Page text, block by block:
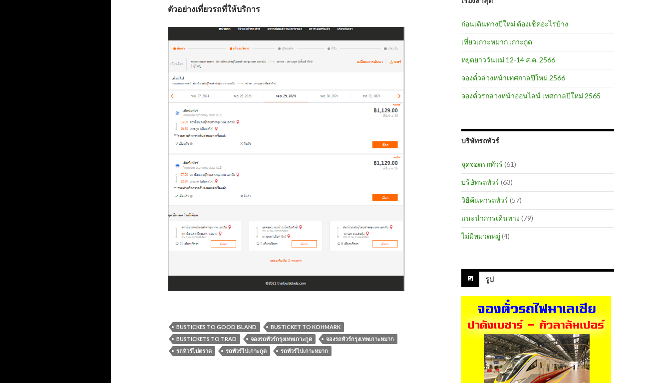
ตัวอย่างเที่ยวรถที่ให้บริการ
BUSTICKES TO GOOD ISLAND
BUSTICKET TO KOHMARK
BUSTICKETS TO TRAD
จองรถทัวร์กรุงเทพเกาะกูด
จองรถทัวร์กรุงเทพเกาะหมาก
รถทัวร์ไปตราด
รถทัวร์ไปเกาะกูด รถทัวร์ไปเกาะหมาก
ก่อนเดินทางปีใหม่ ต้องเช็คอะไรบ้าง
เที่ยวเกาะหมาก เกาะกูด
หยุดยาววันแม่ 12-14 ส.ค. 2566
จองตั๋วล่วงหน้าเทศกาลปีใหม่ 2566
จองตั๋วรถล่วงหน้าออนไลน์ เทศกาลปีใหม่ 2565
บริษัทรถทัวร์
จุดจอดรถทัวร์ (61)
บริษัทรถทัวร์ (63)
วิธีค้นหารถทัวร์ (57)
แนะนำการเดินทาง (79)
ไม่มีหมวดหมู่ (4)
รูป